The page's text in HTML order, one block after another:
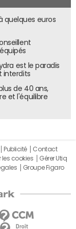
dans la version
par le fait
local, et non
le
cloud
sont plus
sur la
au panier en
certainement
comprend
sans aucun
quelques euros
est le paradis
interdits
de 40 ans,
et l'équilibre
Publicité
Contact
les cookies
Gérer Utiq
Groupe Figaro